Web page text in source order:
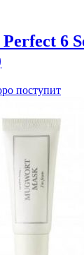
6
поступит